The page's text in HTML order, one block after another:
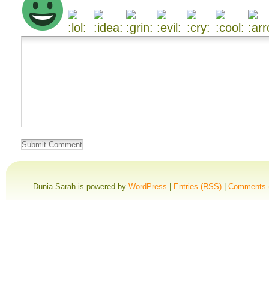
Dunia Sarah is powered by WordPress Entries (RSS) Comments